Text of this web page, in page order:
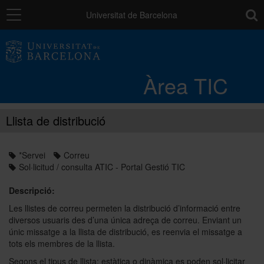
Navegació Universitat de Barcelona
Àrea TIC
Entorn de treball
Núvol UB
Suport a la Docència
Seguretat de les dades
PAU: necessites ajuda?
Llista de distribució
*Servei
Correu
Sol·licitud / consulta ATIC - Portal Gestió TIC
Descripció:
Les llistes de correu permeten la distribució d’informació entre
diversos usuaris des d’una única adreça de correu. Enviant un
únic missatge a la llista de distribució, es reenvia el missatge a
tots els membres de la llista.
Segons el tipus de llista: estàtica o dinàmica es poden sol·licitar